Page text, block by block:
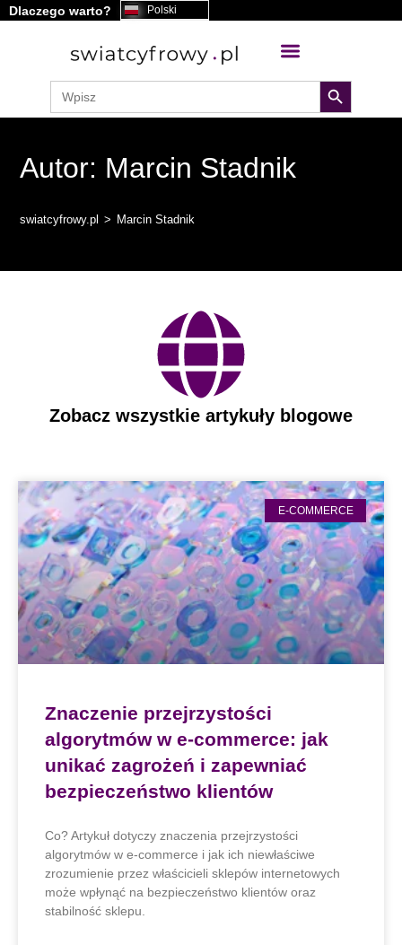
Dlaczego warto? Polski
Search
for:
search button
Autor: Marcin Stadnik
swiatcyfrowy.pl > Marcin Stadnik
Zobacz wszystkie artykuły blogowe
E-COMMERCE
Znaczenie przejrzystości
algorytmów w e-commerce: jak
unikać zagrożeń i zapewniać
bezpieczeństwo klientów
Co? Artykuł dotyczy znaczenia przejrzystości
algorytmów w e-commerce i jak ich niewłaściwe
zrozumienie przez właścicieli sklepów internetowych
może wpłynąć na bezpieczeństwo klientów oraz
stabilność sklepu.